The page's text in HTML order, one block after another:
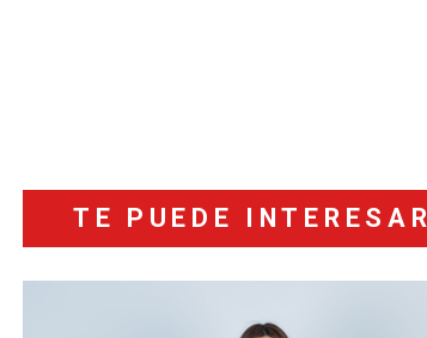
TE PUEDE INTERESAR